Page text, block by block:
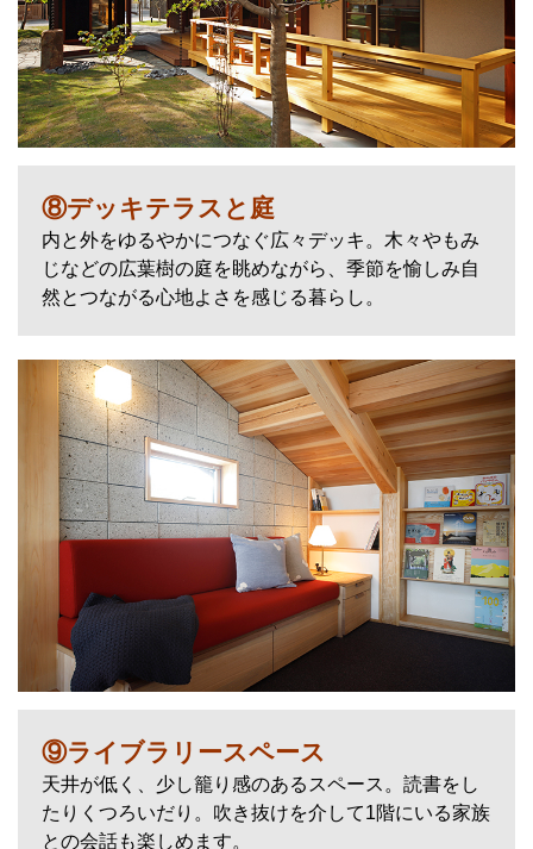
⑧デッキテラスと庭
内と外をゆるやかにつなぐ広々デッキ。木々やもみ
じなどの広葉樹の庭を眺めながら、季節を愉しみ自
然とつながる心地よさを感じる暮らし。
⑨ライブラリースペース
天井が低く、少し籠り感のあるスペース。読書をし
たりくつろいだり。吹き抜けを介して1階にいる家族
との会話も楽しめます。